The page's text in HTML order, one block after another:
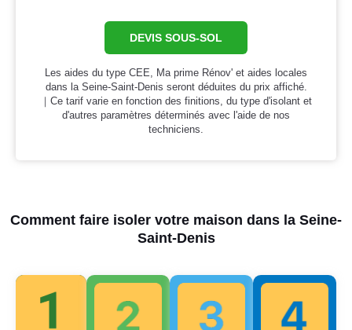
DEVIS SOUS-SOL
Les aides du type CEE, Ma prime Rénov' et aides locales
dans la Seine-Saint-Denis seront déduites du prix affiché.
｜Ce tarif varie en fonction des finitions, du type d'isolant et
d'autres paramètres déterminés avec l'aide de nos
techniciens.
Comment faire isoler votre maison dans la Seine-
Saint-Denis